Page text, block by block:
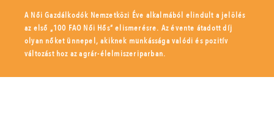
A Női Gazdálkodók Nemzetközi Éve alkalmából elindult a jelölés
az első „100 FAO Női Hős” elismerésre. Az évente átadott díj
olyan nőket ünnepel, akiknek munkássága valódi és pozitív
változást hoz az agrár-élelmiszeriparban.